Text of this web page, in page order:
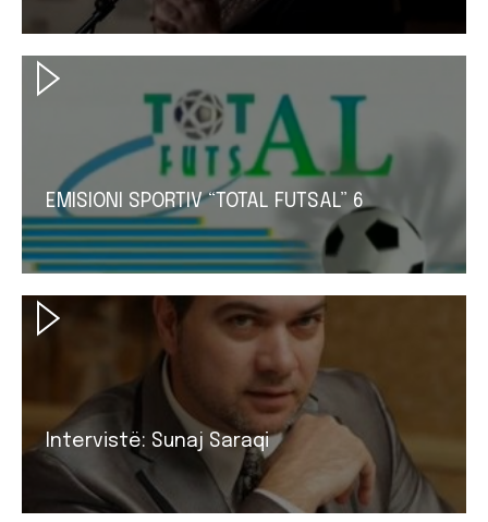
EMISIONI SPORTIV “TOTAL FUTSAL” 6
Intervistë: Sunaj Saraqi